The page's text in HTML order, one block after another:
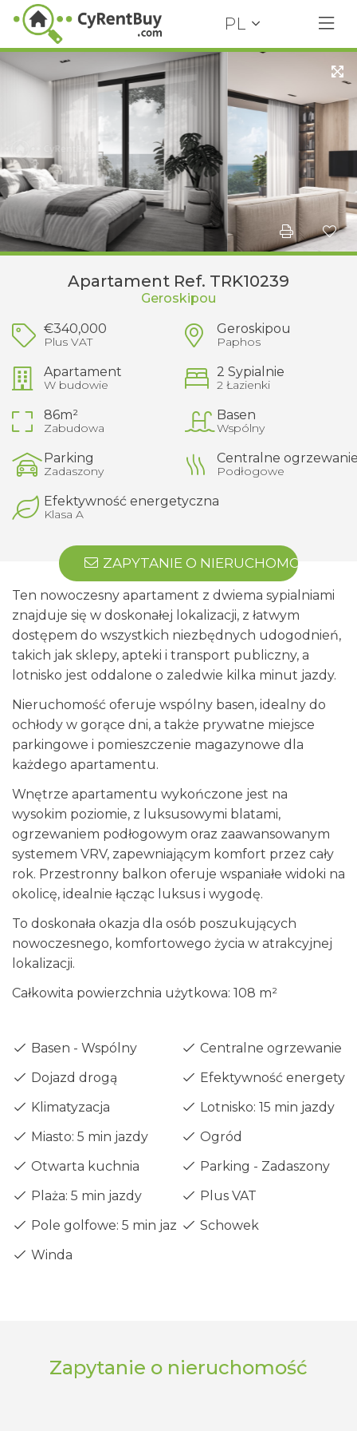
PL
Apartament Ref. TRK10239
Geroskipou
€340,000
Plus VAT
Geroskipou
Paphos
Apartament
W budowie
2 Sypialnie
2 Łazienki
86m²
Zabudowa
Basen
Wspólny
Parking
Zadaszony
Centralne
Podłogowe
Efektywność energetyczna
Klasa A
ZAPYTANIE O NIERUCHOMOŚĆ
Ten nowoczesny apartament z dwiema sypialniami
znajduje się w doskonałej lokalizacji, z łatwym
dostępem do wszystkich niezbędnych udogodnień,
takich jak sklepy, apteki i transport publiczny, a
lotnisko jest oddalone o zaledwie kilka minut jazdy.
Nieruchomość oferuje wspólny basen, idealny do
ochłody w gorące dni, a także prywatne miejsce
parkingowe i pomieszczenie magazynowe dla
każdego apartamentu.
Wnętrze apartamentu wykończone jest na
wysokim poziomie, z luksusowymi blatami,
ogrzewaniem podłogowym oraz zaawansowanym
systemem VRV, zapewniającym komfort przez cały
rok. Przestronny balkon oferuje wspaniałe widoki na
okolicę, idealnie łącząc luksus i wygodę.
To doskonała okazja dla osób poszukujących
nowoczesnego, komfortowego życia w atrakcyjnej
lokalizacji.
Całkowita powierzchnia użytkowa: 108 m²
Basen - Wspólny
Centralne ogrzewanie -
Dojazd drogą
Efektywność
Klimatyzacja
Lotnisko: 15 min jazdy
Miasto: 5 min jazdy
Ogród
Otwarta kuchnia
Parking - Zadaszony
Plaża: 5 min jazdy
Plus VAT
Pole golfowe: 5 min jazdy Schowek
Winda
Zapytanie o nieruchomość